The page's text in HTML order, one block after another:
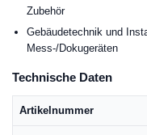
Zubehör
Gebäudetechnik und
Mess-/Dokugeräten
Technische Daten
Artikelnummer